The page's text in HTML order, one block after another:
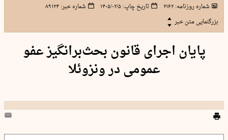
شماره روزنامه:۲۱۶۲ تاریخ چاپ:۱۴۰۵/۰۲/۵ شماره خبر:۸۹۱۲۴
بزرگنمایی متن خبر
پایان اجرای قانون بحث‌برانگیز عفو
عمومی در ونزوئلا